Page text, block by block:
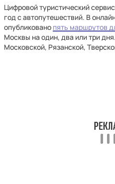
Цифровой туристический
год с автопутешествий. В
опубликовано пять маршрутов
Москвы на один, два или три
Московской, Рязанской,